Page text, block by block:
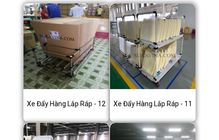
Xe Đẩy Hàng Lắp Ráp - 12 Xe Đẩy Hàng Lắp Ráp - 11